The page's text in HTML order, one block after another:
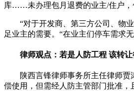
库……未办理包月退费的业主/住户，
“对于开发商、第三方公司、物
足业主的需要。“在业主们停车需求
律师观点：若是人防工程 该转
陕西言锋律师事务所主任律师
偿使用，但需经人防主管部门批准